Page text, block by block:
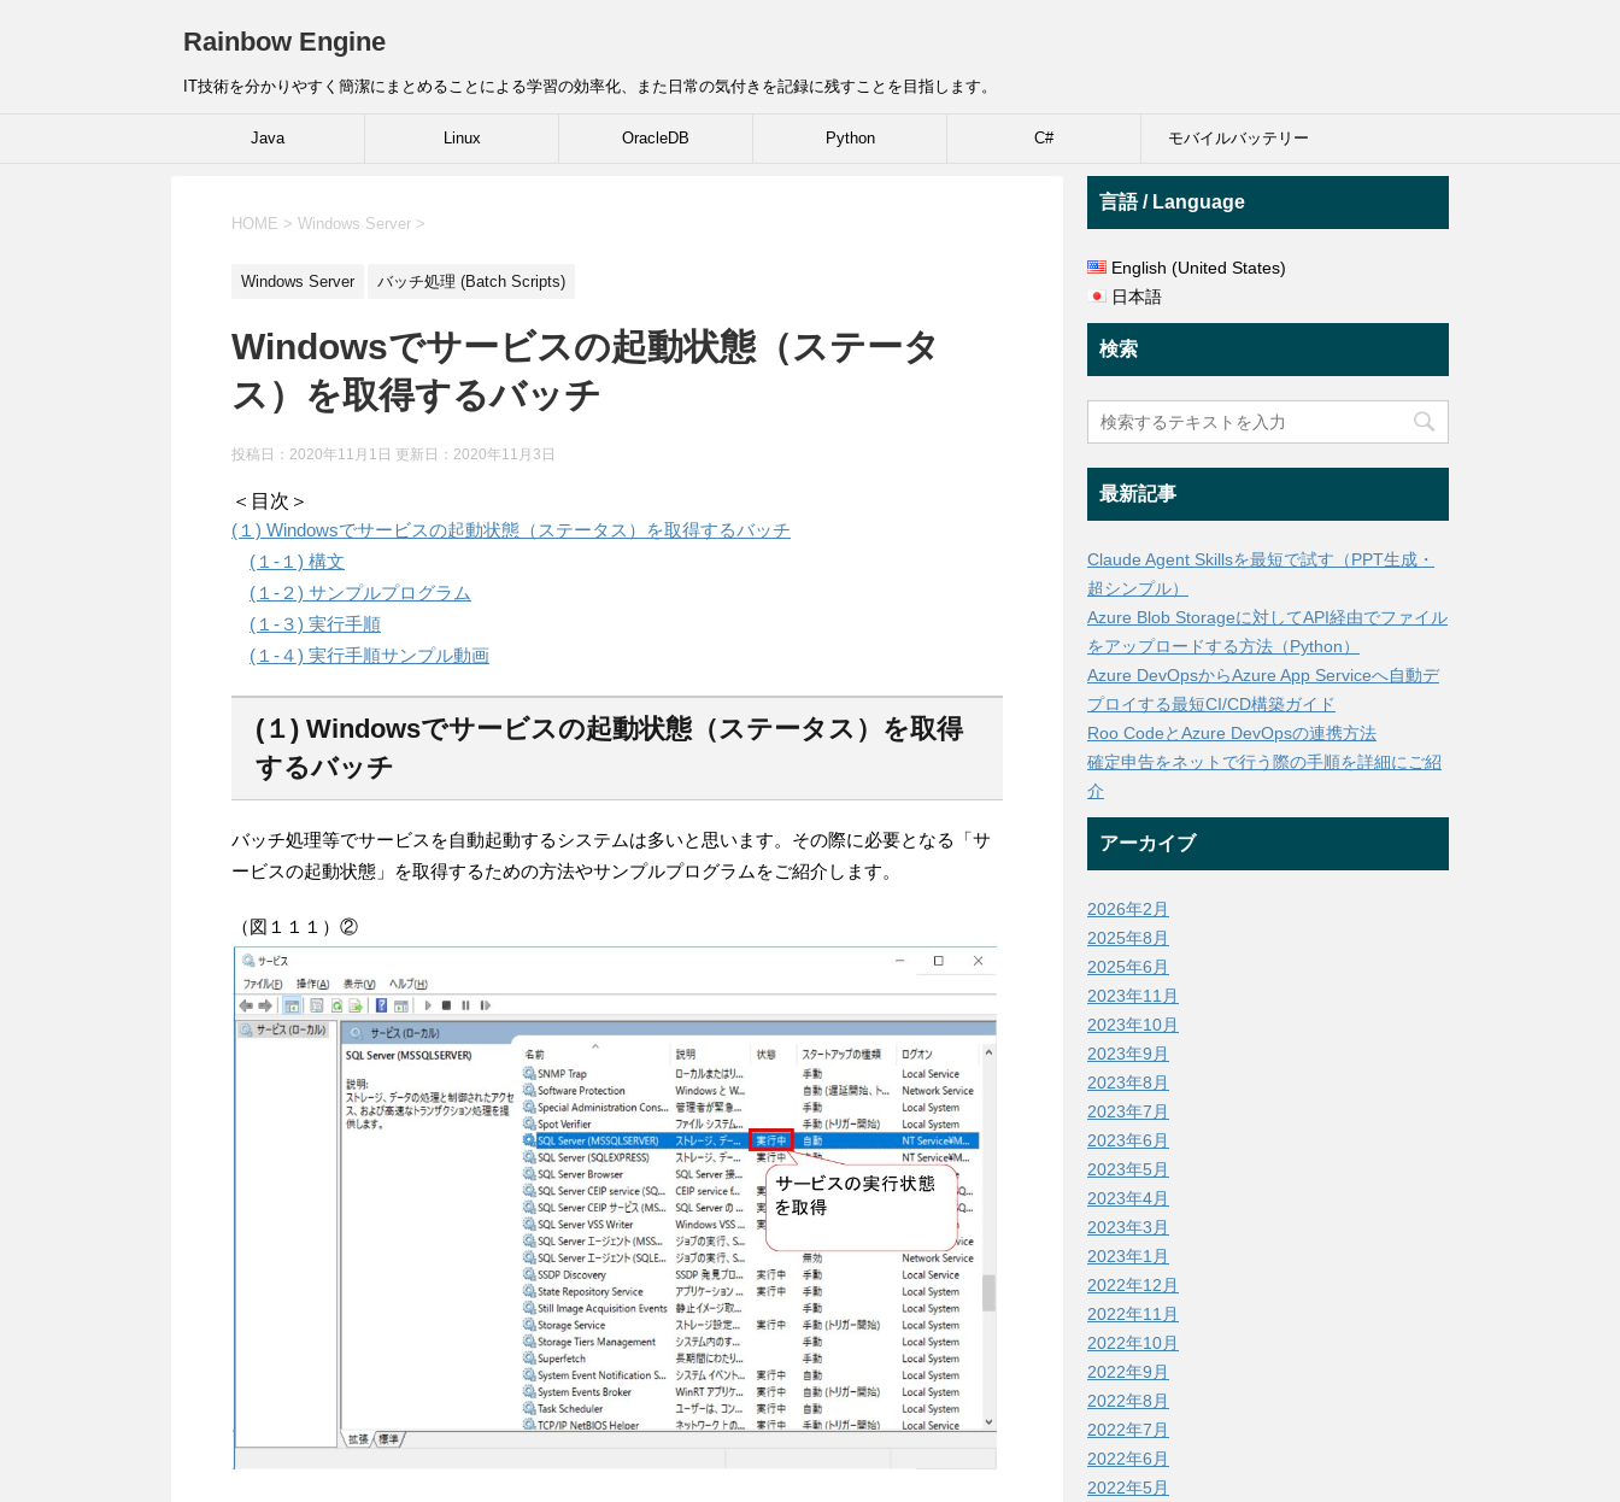
Rainbow Engine
IT技術を分かりやすく簡潔にまとめることによる学習の効率化、また日常の気付きを記録に残すことを目指します。
Java Linux OracleDB Python C# モバイルバッテリー
HOME > Windows Server >
Windows Server バッチ処理 (Batch Scripts)
Windowsでサービスの起動状態（ステータ
ス）を取得するバッチ
投稿日：2020年11月1日 更新日： 2020年11月3日
＜目次＞
(１) Windowsでサービスの起動状態（ステータス）を取得するバッチ
(１-１) 構文
(１-２) サンプルプログラム
(１-３) 実行手順
(１-４) 実行手順サンプル動画
(１) Windowsでサービスの起動状態（ステータス）を取得
するバッチ
バッチ処理等でサービスを自動起動するシステムは多いと思います。その際に必要となる「サ
ービスの起動状態」を取得するための方法やサンプルプログラムをご紹介します。
（図１１１）②
言語 / Language
English (United States)
日本語
検索
最新記事
Claude Agent Skillsを最短で試す（PPT生成・
超シンプル）
Azure Blob Storageに対してAPI経由でファイル
をアップロードする方法（Python）
Azure DevOpsからAzure App Serviceへ自動デ
プロイする最短CI/CD構築ガイド
Roo CodeとAzure DevOpsの連携方法
確定申告をネットで行う際の手順を詳細にご紹
介
アーカイブ
2026年2月
2025年8月
2025年6月
2023年11月
2023年10月
2023年9月
2023年8月
2023年7月
2023年6月
2023年5月
2023年4月
2023年3月
2023年1月
2022年12月
2022年11月
2022年10月
2022年9月
2022年8月
2022年7月
2022年6月
2022年5月